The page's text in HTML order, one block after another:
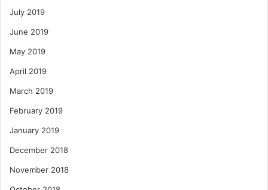
July 2019
June 2019
May 2019
April 2019
March 2019
February 2019
January 2019
December 2018
November 2018